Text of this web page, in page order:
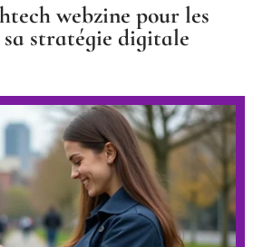
webzine pour les
sa stratégie digitale